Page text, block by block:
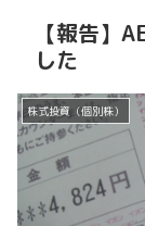
【報告】
した
株式投資（個別株）